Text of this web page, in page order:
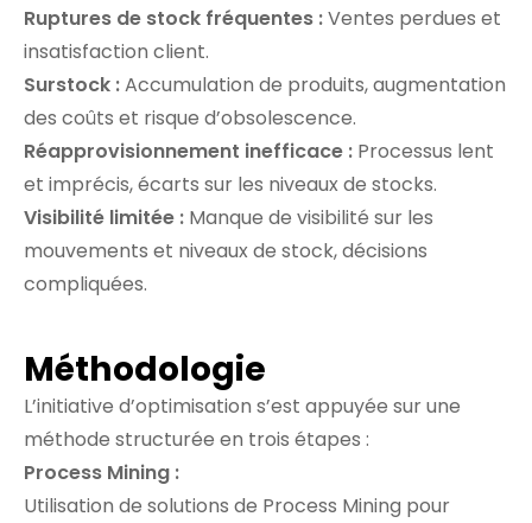
Ruptures de stock fréquentes :Ventes perdues et
insatisfaction client.
Surstock :Accumulation de produits, augmentation
des coûts et risque d’obsolescence.
Réapprovisionnement inefficace : Processus lent
et imprécis, écarts sur les niveaux de stocks.
Visibilité limitée : Manque de visibilité sur les
mouvements et niveaux de stock, décisions
compliquées.
Méthodologie
L’initiative d’optimisation s’est appuyée sur une
méthode structurée en trois étapes :
Process Mining :
Utilisation de solutions de Process Mining pour